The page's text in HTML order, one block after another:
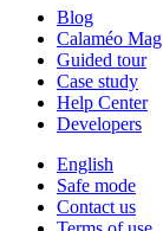
Blog
Calaméo Mag
Guided tour
Case study
Help Center
Developers
English
Safe mode
Contact us